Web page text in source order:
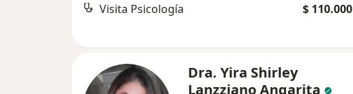
Visita Psicología $ 110.000
Dra. Yira Shirley
Lanzziano Angarita